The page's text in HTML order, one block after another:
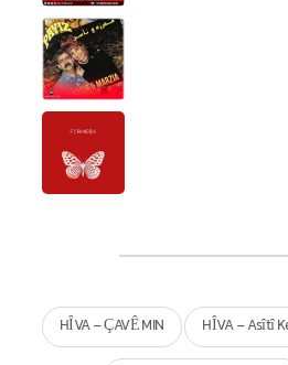
HÎVA - Asîtî
HÎVA - ÇAVÊ MIN